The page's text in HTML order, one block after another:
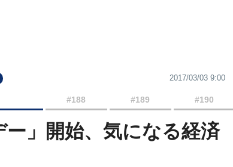
2017/03/03 9:00
#188 #189 #190
ー」開始、気になる経済